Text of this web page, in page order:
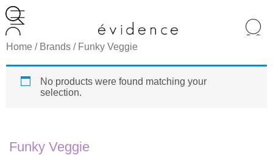
de
produits
Home / Brands / Funky Veggie
No products were found matching your
selection.
Funky Veggie